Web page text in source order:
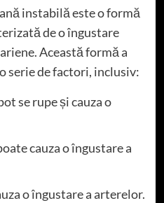
instabilă este o formă
de o îngustare
Această formă a
serie de factori, inclusiv:
se rupe și cauza o
cauza o îngustare a
o îngustare a arterelor.